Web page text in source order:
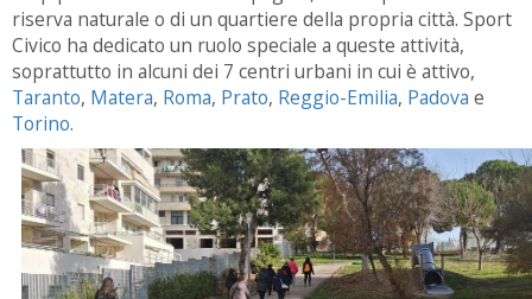
riserva naturale o di un quartiere della propria città. Sport
Civico ha dedicato un ruolo speciale a queste attività,
soprattutto in alcuni dei 7 centri urbani in cui è attivo,
Taranto, Matera, Roma, Prato, Reggio-Emilia, Padova e
Torino.